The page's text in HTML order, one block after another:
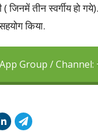
तीन स्वर्गीय हो
किया.
Group / Channel: